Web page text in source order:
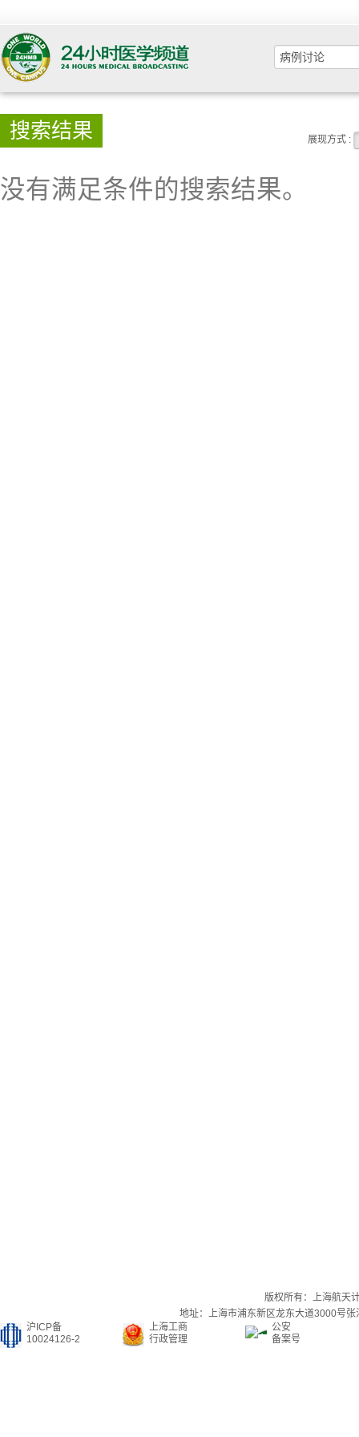
搜索结果 展现方式 :
没有满足条件的搜索结果。
版权所有：上海航天
地址：上海市浦东新区龙东大道3000号
沪ICP备
10024126-2
上海工商
行政管理
公安
备案号